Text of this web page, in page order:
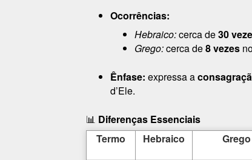
Ocorrências:
Hebraico:cerca de30
Grego:cerca de8 vezes
Ênfase: expressa a
d’Ele.
📊 Diferenças Essenciais
Termo
Hebraico Grego